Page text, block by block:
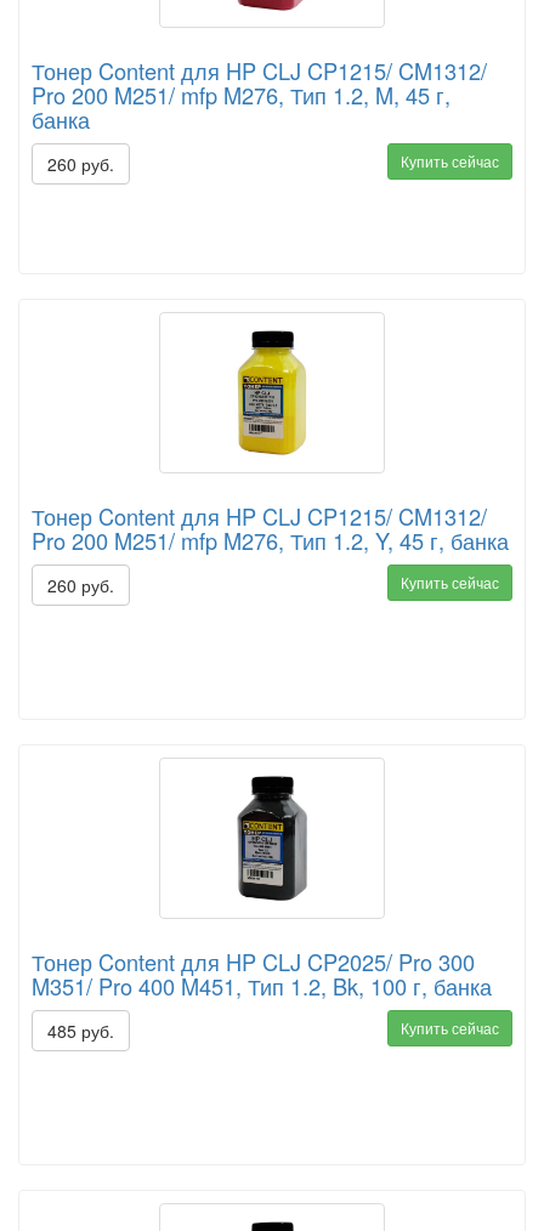
Тонер Content для HP CLJ CP1215/ CM1312/
Pro 200 M251/ mfp M276, Тип 1.2, M, 45 г,
банка
260 руб. Купить сейчас
Тонер Content для HP CLJ CP1215/ CM1312/
Pro 200 M251/ mfp M276, Тип 1.2, Y, 45 г, банка
260 руб. Купить сейчас
Тонер Content для HP CLJ CP2025/ Pro 300
M351/ Pro 400 M451, Тип 1.2, Bk, 100 г, банка
485 руб. Купить сейчас